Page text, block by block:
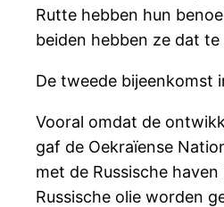
Rutte hebben hun
beiden hebben ze dat
De tweede bijeenkomst
Vooral omdat de
gaf de Oekraïense
met de Russische
Russische olie worden